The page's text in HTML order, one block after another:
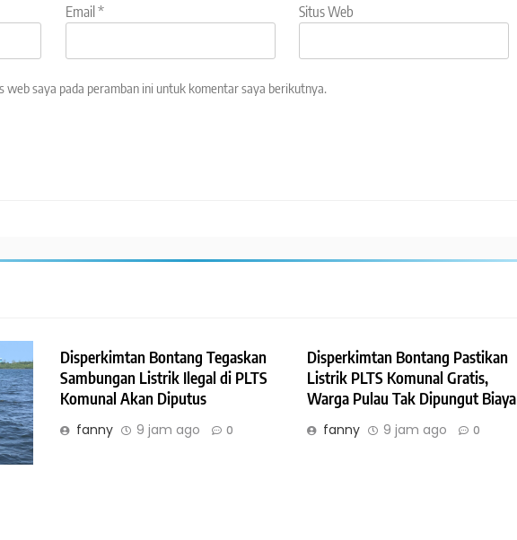
Email* Situs Web
web saya pada peramban ini untuk komentar saya berikutnya.
Disperkimtan Bontang Tegaskan
Sambungan Listrik Ilegal di PLTS
Komunal Akan Diputus
fanny 9 jam ago 0
Disperkimtan Bontang Pastikan
Listrik PLTS Komunal Gratis,
Warga Pulau Tak Dipungut Biaya
fanny 9 jam ago 0